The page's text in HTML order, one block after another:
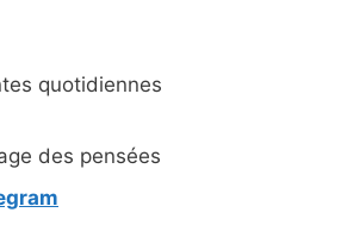
quotidiennes
des pensées